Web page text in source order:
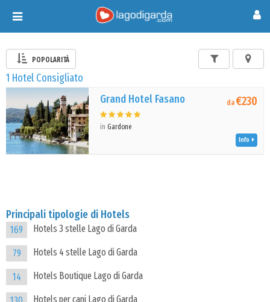
Toggle
navigation
POPOLARITÀ
1 Hotel Consigliato
Grand Hotel Fasano
inGardone
da€230
Info
Principali tipologie di Hotels
169 Hotels 3 stelle Lago di Garda
79 Hotels 4 stelle Lago di Garda
14 Hotels Boutique Lago di Garda
Hotels per cani Lago di Garda